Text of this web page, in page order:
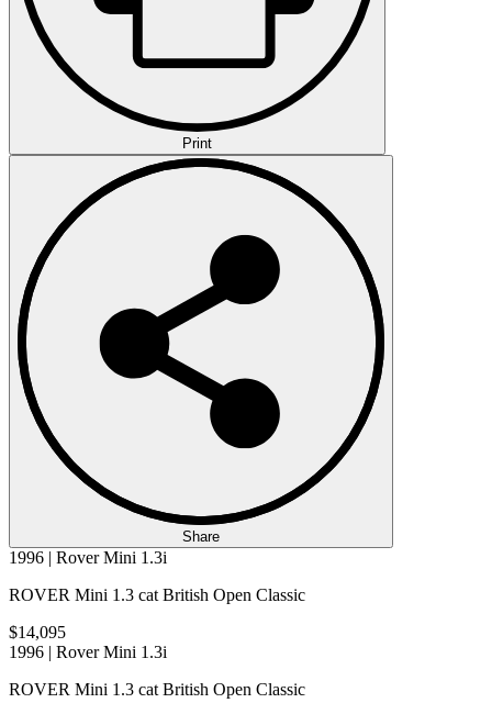
Print
Share
1996 | Rover Mini 1.3i
ROVER Mini 1.3 cat British Open Classic
$14,095
1996 | Rover Mini 1.3i
ROVER Mini 1.3 cat British Open Classic